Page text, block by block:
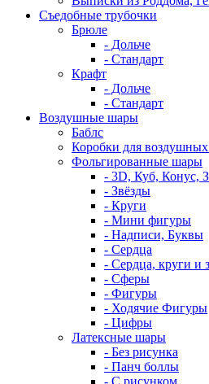
Съедобные трубочки
Брюле
- Дольче
- Стандарт
Крафт
- Дольче
- Стандарт
Воздушные шары
Баблс
Коробки для
Фольгированные шары
- 3D, Куб, Конус,
- Звёзды
- Круги
- Мини фигуры
- Надписи, Буквы
- Сердца
- Сердца, круги и
- Сферы
- Фигуры
- Ходячие Фигуры
- Цифры
Латексные шары
- Без рисунка
- Панч боллы
- С рисунком